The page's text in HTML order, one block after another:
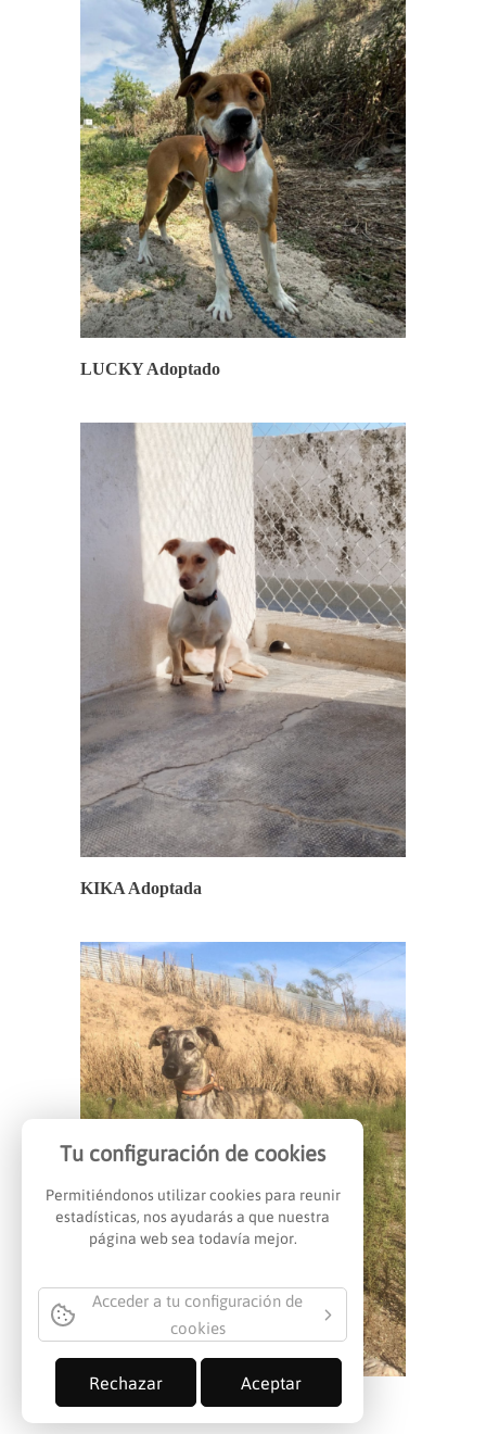
FINALES FELICES
LUCKY Adoptado
FINALES FELICES
KIKA Adoptada
FINALES FELICES
CAMPERO Adoptado
Tu configuración de cookies
Permitiéndonos utilizar cookies para reunir
estadísticas, nos ayudarás a que nuestra
página web sea todavía mejor.
Acceder a tu configuración de
cookies
Rechazar Aceptar